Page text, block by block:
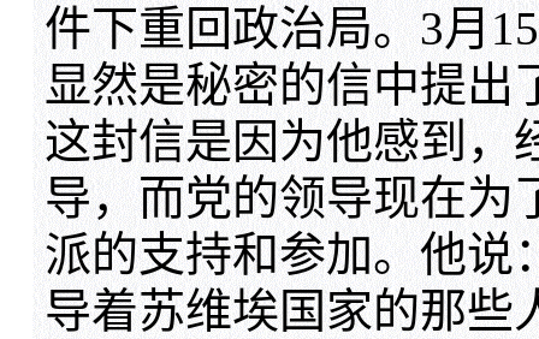
件下重回政治局。3月
显然是秘密的信中提出
这封信是因为他感到，
导，而党的领导现在为
派的支持和参加。他说
导着苏维埃国家的那些